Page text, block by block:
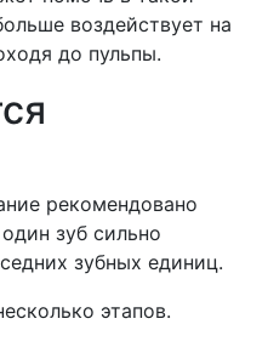
воздействует на
до пульпы.
рекомендовано
зуб сильно
зубных единиц.
этапов.